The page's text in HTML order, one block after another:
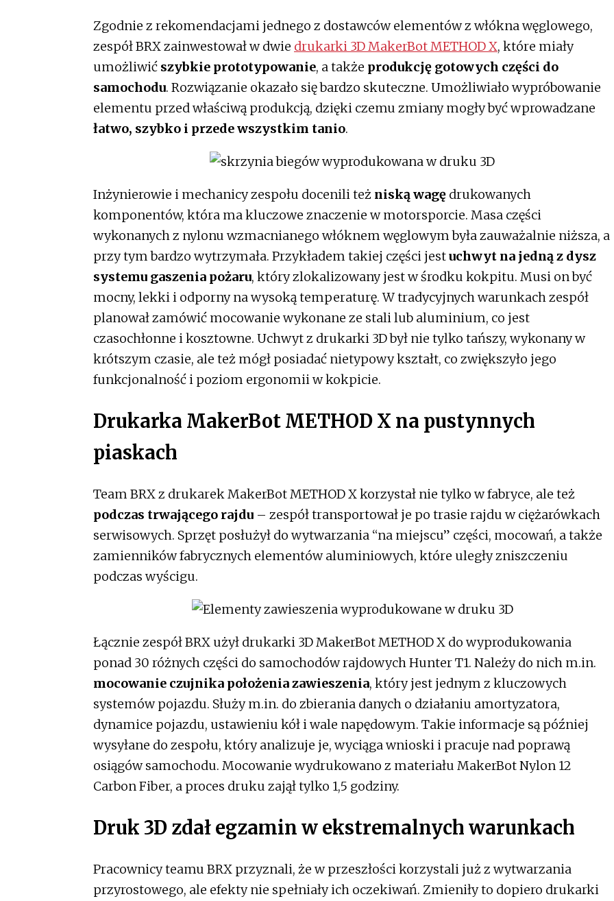
Zgodnie z rekomendacjami jednego z dostawców elementów z włókna węglowego,
zespół BRX zainwestował w dwie drukarki 3D MakerBot METHOD X, które miały
umożliwić szybkie prototypowanie, a także produkcję gotowych części do
samochodu. Rozwiązanie okazało się bardzo skuteczne. Umożliwiało wypróbowanie
elementu przed właściwą produkcją, dzięki czemu zmiany mogły być wprowadzane
łatwo, szybko i przede wszystkim tanio.
Inżynierowie i mechanicy zespołu docenili też niską wagę drukowanych
komponentów, która ma kluczowe znaczenie w motorsporcie. Masa części
wykonanych z nylonu wzmacnianego włóknem węglowym była zauważalnie niższa, a
przy tym bardzo wytrzymała. Przykładem takiej części jestuchwyt na jedną z dysz
systemu gaszenia pożaru, który zlokalizowany jest w środku kokpitu. Musi on być
mocny, lekki i odporny na wysoką temperaturę. W tradycyjnych warunkach zespół
planował zamówić mocowanie wykonane ze stali lub aluminium, co jest
czasochłonne i kosztowne. Uchwyt z drukarki 3D był nie tylko tańszy, wykonany w
krótszym czasie, ale też mógł posiadać nietypowy kształt, co zwiększyło jego
funkcjonalność i poziom ergonomii w kokpicie.
Drukarka MakerBot METHOD X na pustynnych
piaskach
Team BRX z drukarek MakerBot METHOD X korzystał nie tylko w fabryce, ale też
podczas trwającego rajdu – zespół transportował je po trasie rajdu w ciężarówkach
serwisowych. Sprzęt posłużył do wytwarzania “na miejscu” części, mocowań, a także
zamienników fabrycznych elementów aluminiowych, które uległy zniszczeniu
podczas wyścigu.
Łącznie zespół BRX użył drukarki 3D MakerBot METHOD X do wyprodukowania
ponad 30 różnych części do samochodów rajdowych Hunter T1. Należy do nich m.in.
mocowanie czujnika położenia zawieszenia, który jest jednym z kluczowych
systemów pojazdu. Służy m.in. do zbierania danych o działaniu amortyzatora,
dynamice pojazdu, ustawieniu kół i wale napędowym. Takie informacje są później
wysyłane do zespołu, który analizuje je, wyciąga wnioski i pracuje nad poprawą
osiągów samochodu. Mocowanie wydrukowano z materiału MakerBot Nylon 12
Carbon Fiber, a proces druku zajął tylko 1,5 godziny.
Druk 3D zdał egzamin w ekstremalnych warunkach
Pracownicy teamu BRX przyznali, że w przeszłości korzystali już z wytwarzania
przyrostowego, ale efekty nie spełniały ich oczekiwań. Zmieniły to dopiero drukarki